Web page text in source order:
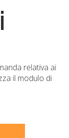
relativa ai
il modulo di